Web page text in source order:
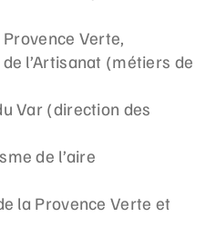
Verte,
l’Artisanat (métiers de
Var (direction des
de l’aire
la Provence Verte et